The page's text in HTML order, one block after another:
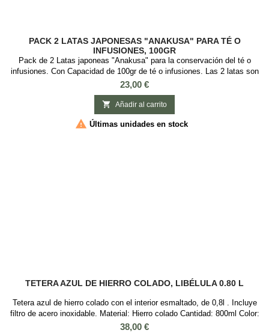
PACK 2 LATAS JAPONESAS "ANAKUSA" PARA TÉ O
INFUSIONES, 100GR
Pack de 2 Latas japoneas "Anakusa" para la conservación del té o
infusiones. Con Capacidad de 100gr de té o infusiones. Las 2 latas son
diferentes modelos. Esta lata es ideal guardar té o infusiones, es
redonda con tapa de rosca. Medidas: : 6,5 cm diámetro x 12,5 cm alto.
2 Modelos
Precio
23,00 €
 Añadir al carrito
 Últimas unidades en stock
TETERA AZUL DE HIERRO COLADO, LIBÉLULA 0.80 L
Tetera azul de hierro colado con el interior esmaltado, de 0,8l . Incluye
filtro de acero inoxidable. Material: Hierro colado Cantidad: 800ml Color:
Azul oscuro Motivos: Libélula (dragonfly)
Precio
38,00 €